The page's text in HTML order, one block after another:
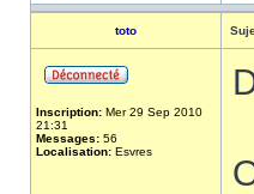
toto
Inscription: Mer 29 Sep 2010
21:31
Messages: 56
Localisation: Esvres